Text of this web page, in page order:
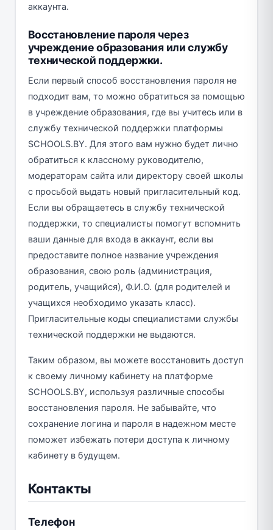
аккаунта.
Восстановление пароля через
учреждение образования или службу
технической поддержки.
Если первый способ восстановления пароля не
подходит вам, то можно обратиться за помощью
в учреждение образования, где вы учитесь или в
службу технической поддержки платформы
SCHOOLS.BY. Для этого вам нужно будет лично
обратиться к классному руководителю,
модераторам сайта или директору своей школы
с просьбой выдать новый пригласительный код.
Если вы обращаетесь в службу технической
поддержки, то специалисты помогут вспомнить
ваши данные для входа в аккаунт, если вы
предоставите полное название учреждения
образования, свою роль (администрация,
родитель, учащийся), Ф.И.О. (для родителей и
учащихся необходимо указать класс).
Пригласительные коды специалистами службы
технической поддержки не выдаются.
Таким образом, вы можете восстановить доступ
к своему личному кабинету на платформе
SCHOOLS.BY, используя различные способы
восстановления пароля. Не забывайте, что
сохранение логина и пароля в надежном месте
поможет избежать потери доступа к личному
кабинету в будущем.
Контакты
Телефон